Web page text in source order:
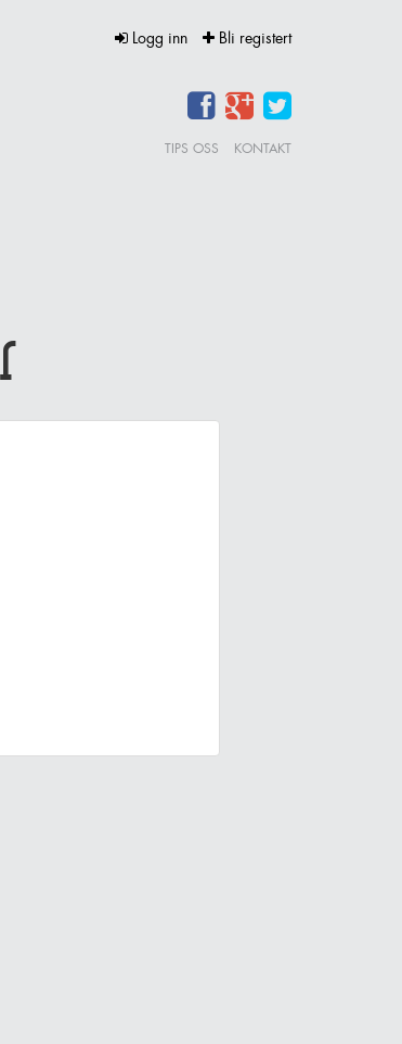
Logg inn Bli registert
TIPS OSS KONTAKT